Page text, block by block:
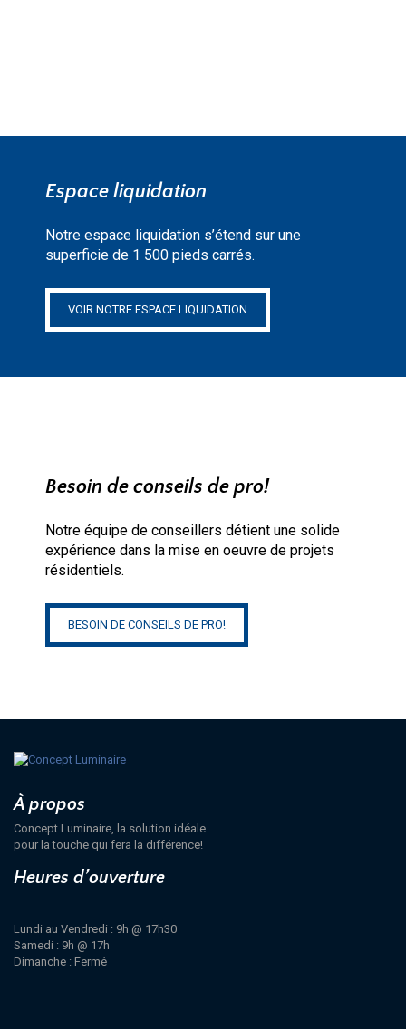
Espace liquidation
Notre espace liquidation s’étend sur une
superficie de 1 500 pieds carrés.
VOIR NOTRE ESPACE LIQUIDATION
Besoin de conseils de pro!
Notre équipe de conseillers détient une solide
expérience dans la mise en oeuvre de projets
résidentiels.
BESOIN DE CONSEILS DE PRO!
À propos
Concept Luminaire, la solution idéale
pour la touche qui fera la différence!
Heures d’ouverture
Lundi au Vendredi : 9h @ 17h30
Samedi : 9h @ 17h
Dimanche : Fermé